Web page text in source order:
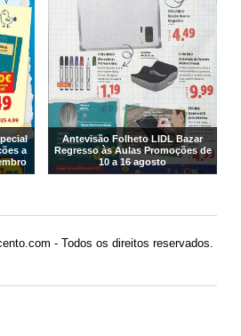
a
Antevisão Folheto LIDL Bazar
Regresso às Aulas Promoções de
10 a 16 agosto
- Todos os direitos reservados.